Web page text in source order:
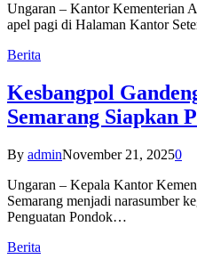
Ungaran – Kantor Kementerian
apel pagi di Halaman Kantor
Berita
Kesbangpol
Semarang Siapkan
By adminNovember 21, 20250
Ungaran – Kepala Kantor
Semarang menjadi narasumber
Penguatan Pondok…
Berita